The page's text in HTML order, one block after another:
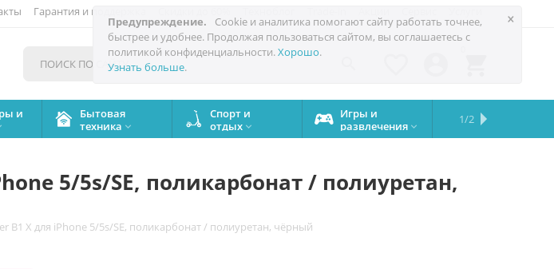
×
Предупреждение.
Cookie и аналитика помогают сайту работать точнее,
быстрее и удобнее. Продолжая пользоваться сайтом, вы соглашаетесь с
политикой конфиденциальности.Хорошо.
Узнать больше.
Гарантия и поддержка
и
Бытовая
техника 
Спорт и
отдых 
Игры и
развлечения 
Сервисный
центр
Сравните
iPhone
Подарки
на все
случаи
Запчасти
Бренды
1/2
5/5s/SE, поликарбонат / полиуретан,
B1 X для iPhone 5/5s/SE, поликарбонат / полиуретан, чёрный